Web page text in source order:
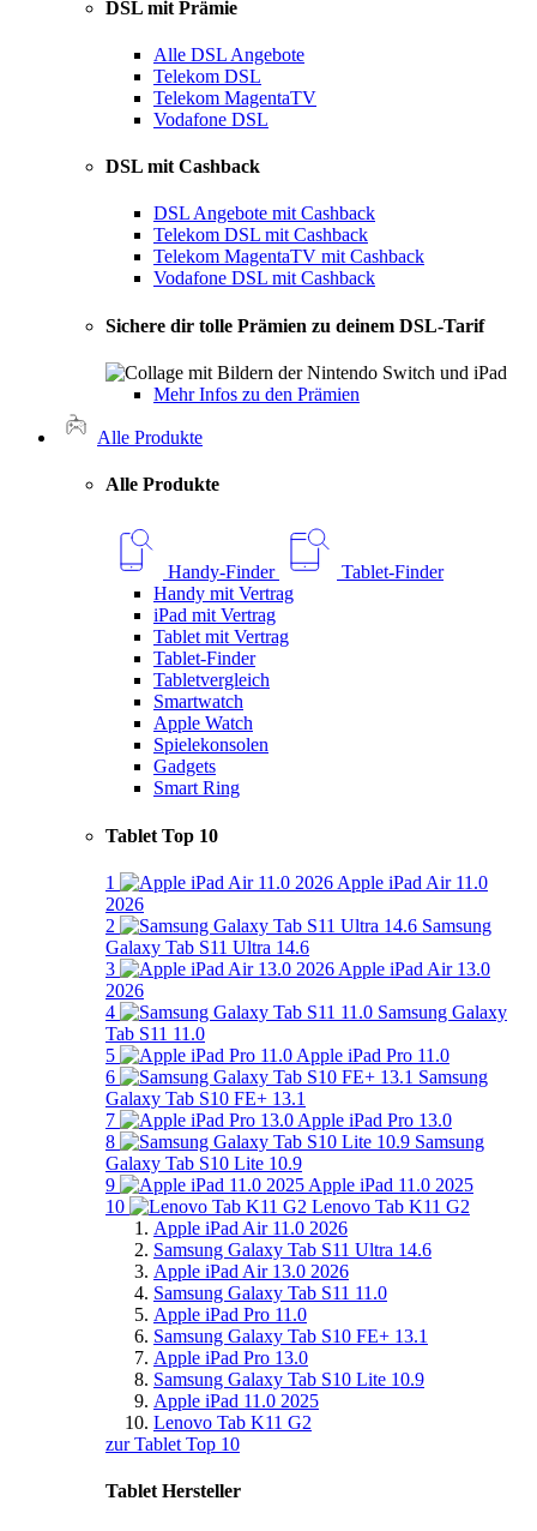
DSL mit Prämie
Alle DSL Angebote
Telekom DSL
Telekom MagentaTV
Vodafone DSL
DSL mit Cashback
DSL Angebote mit Cashback
Telekom DSL mit Cashback
Telekom MagentaTV mit Cashback
Vodafone DSL mit Cashback
Sichere dir tolle Prämien zu deinem DSL-Tarif
Mehr Infos zu den Prämien
Alle Produkte
Alle Produkte
Handy-Finder
Tablet-Finder
Handy mit Vertrag
iPad mit Vertrag
Tablet mit Vertrag
Tablet-Finder
Tabletvergleich
Smartwatch
Apple Watch
Spielekonsolen
Gadgets
Smart Ring
Tablet Top 10
1
Apple iPad Air 11.0
2026
2
Samsung
Galaxy Tab S11 Ultra 14.6
3
Apple iPad Air 13.0
2026
4
Samsung Galaxy
Tab S11 11.0
5
Apple iPad Pro 11.0
6
Samsung
Galaxy Tab S10 FE+ 13.1
7
Apple iPad Pro 13.0
8
Samsung
Galaxy Tab S10 Lite 10.9
9
Apple iPad 11.0 2025
10
Lenovo Tab K11 G2
Apple iPad Air 11.0 2026
Samsung Galaxy Tab S11 Ultra 14.6
Apple iPad Air 13.0 2026
Samsung Galaxy Tab S11 11.0
Apple iPad Pro 11.0
Samsung Galaxy Tab S10 FE+ 13.1
Apple iPad Pro 13.0
Samsung Galaxy Tab S10 Lite 10.9
Apple iPad 11.0 2025
Lenovo Tab K11 G2
zur Tablet Top 10
Tablet Hersteller